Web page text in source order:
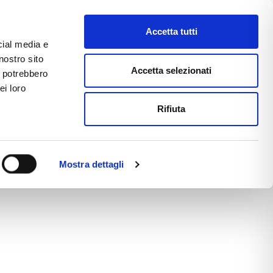
media e
sito
loro
Mostra dettagli
Accetta tutti
Accetta selezionati
Rifiuta
E-COMMERCE FAST NEWS